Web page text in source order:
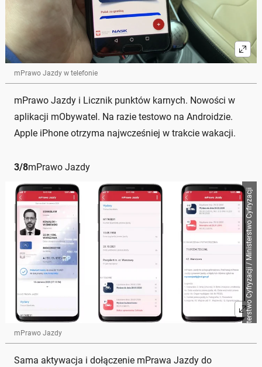
mPrawo Jazdy w telefonie
mPrawo Jazdy i Licznik punktów karnych. Nowości w
aplikacji mObywatel. Na razie testowo na Androidzie.
Apple iPhone otrzyma najwcześniej w trakcie wakacji.
3/8mPrawo Jazdy
Ministerstwo Cyfryzacji / Ministerstwo Cyfryzacji
mPrawo Jazdy
Sama aktywacja i dołączenie mPrawa Jazdy do